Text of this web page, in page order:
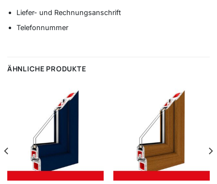
Liefer- und Rechnungsanschrift
Telefonnummer
ÄHNLICHE PRODUKTE